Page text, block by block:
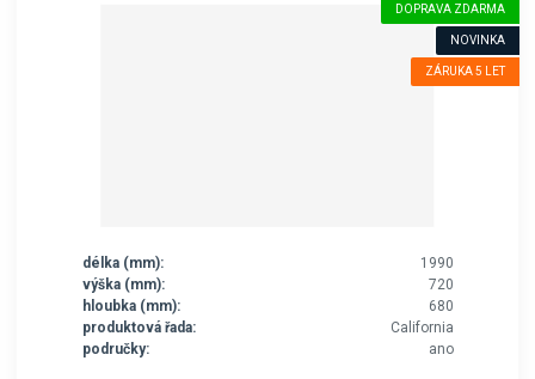
DOPRAVA ZDARMA
NOVINKA
ZÁRUKA 5 LET
délka (mm):
1990
výška (mm):
720
hloubka (mm):
680
produktová řada:
California
područky:
ano